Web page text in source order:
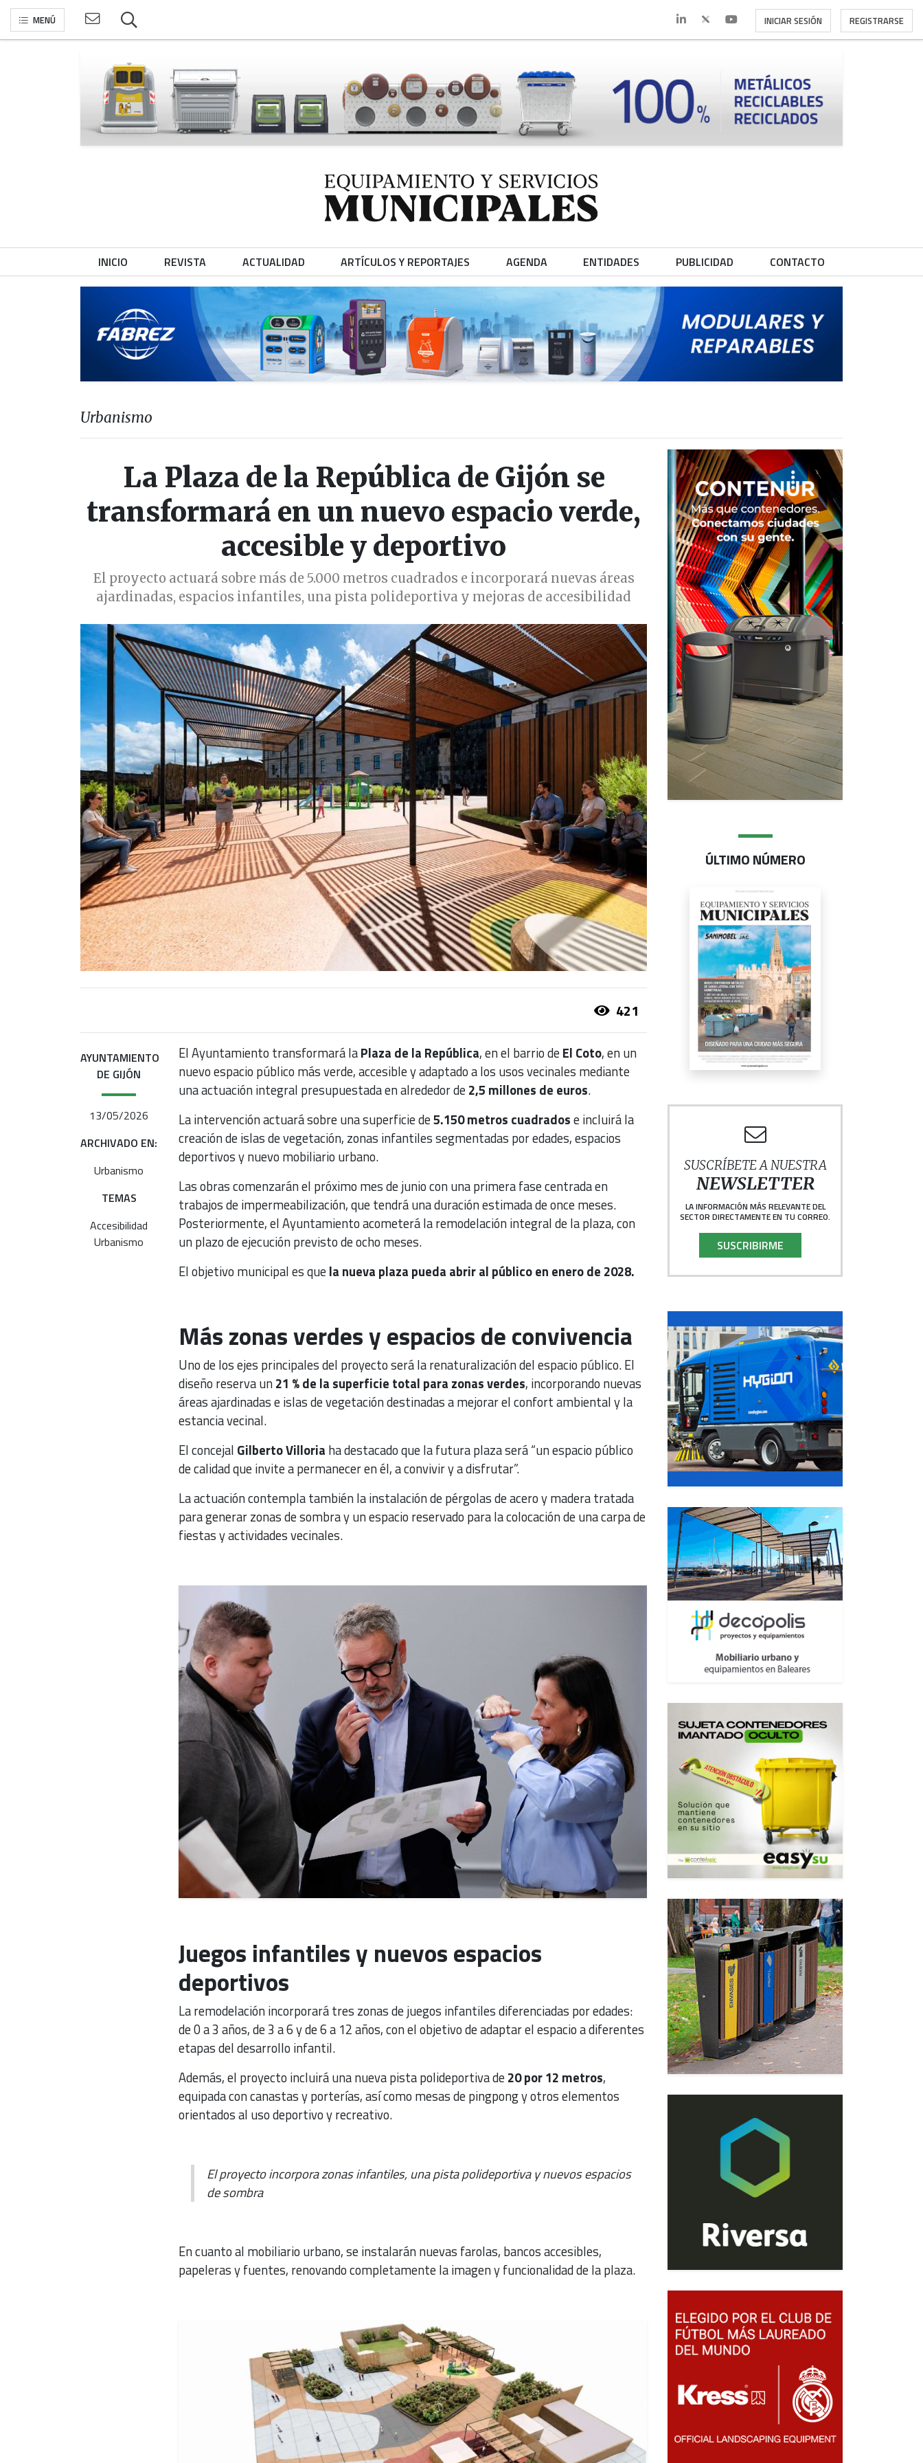
MENÚ INICIAR SESIÓN REGISTRARSE
INICIO REVISTA ACTUALIDAD ARTÍCULOS Y REPORTAJES AGENDA ENTIDADES PUBLICIDAD CONTACTO
Urbanismo
La Plaza de la República de Gijón se
transformará en un nuevo espacio verde,
accesible y deportivo
El proyecto actuará sobre más de 5.000 metros cuadrados e incorporará nuevas áreas
ajardinadas, espacios infantiles, una pista polideportiva y mejoras de accesibilidad
421
AYUNTAMIENTO
DE GIJÓN
13/05/2026
ARCHIVADO EN:
Urbanismo
TEMAS
Accesibilidad
Urbanismo
El Ayuntamiento transformará laPlaza de la República, en el barrio deEl Coto, en un
nuevo espacio público más verde, accesible y adaptado a los usos vecinales mediante
una actuación integral presupuestada en alrededor de2,5 millones de euros.
La intervención actuará sobre una superficie de5.150 metros cuadradose incluirá la
creación de islas de vegetación, zonas infantiles segmentadas por edades, espacios
deportivos y nuevo mobiliario urbano.
Las obras comenzarán el próximo mes de junio con una primera fase centrada en
trabajos de impermeabilización, que tendrá una duración estimada de once meses.
Posteriormente, el Ayuntamiento acometerá la remodelación integral de la plaza, con
un plazo de ejecución previsto de ocho meses.
El objetivo municipal es quela nueva plaza pueda abrir al público en enero de 2028.
Más zonas verdes y espacios de convivencia
Uno de los ejes principales del proyecto será la renaturalización del espacio público. El
diseño reserva un21 % de la superficie total para zonas verdes, incorporando nuevas
áreas ajardinadas e islas de vegetación destinadas a mejorar el confort ambiental y la
estancia vecinal.
El concejal Gilberto Villoria ha destacado que la futura plaza será “un espacio público
de calidad que invite a permanecer en él, a convivir y a disfrutar”.
La actuación contempla también la instalación de pérgolas de acero y madera tratada
para generar zonas de sombra y un espacio reservado para la colocación de una carpa de
fiestas y actividades vecinales.
Juegos infantiles y nuevos espacios
deportivos
La remodelación incorporará tres zonas de juegos infantiles diferenciadas por edades:
de 0 a 3 años, de 3 a 6 y de 6 a 12 años, con el objetivo de adaptar el espacio a diferentes
etapas del desarrollo infantil.
Además, el proyecto incluirá una nueva pista polideportiva de20 por 12 metros,
equipada con canastas y porterías, así como mesas de pingpong y otros elementos
orientados al uso deportivo y recreativo.
El proyecto incorpora zonas infantiles, una pista polideportiva y nuevos espacios
de sombra
En cuanto al mobiliario urbano, se instalarán nuevas farolas, bancos accesibles,
papeleras y fuentes, renovando completamente la imagen y funcionalidad de la plaza.
ÚLTIMO NÚMERO
SUSCRÍBETE A NUESTRA
NEWSLETTER
LA INFORMACIÓN MÁS RELEVANTE DEL
SECTOR DIRECTAMENTE EN TU CORREO.
SUSCRIBIRME